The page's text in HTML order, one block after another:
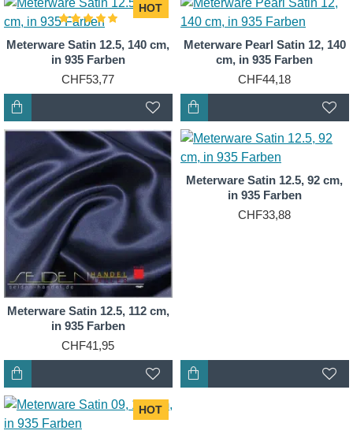
HOT
Meterware Satin 12.5, 140 cm,
in 935 Farben
CHF53,77
Meterware Pearl Satin 12, 140
cm, in 935 Farben
CHF44,18
Meterware Satin 12.5, 112 cm,
in 935 Farben
CHF41,95
Meterware Satin 12.5, 92 cm,
in 935 Farben
CHF33,88
HOT